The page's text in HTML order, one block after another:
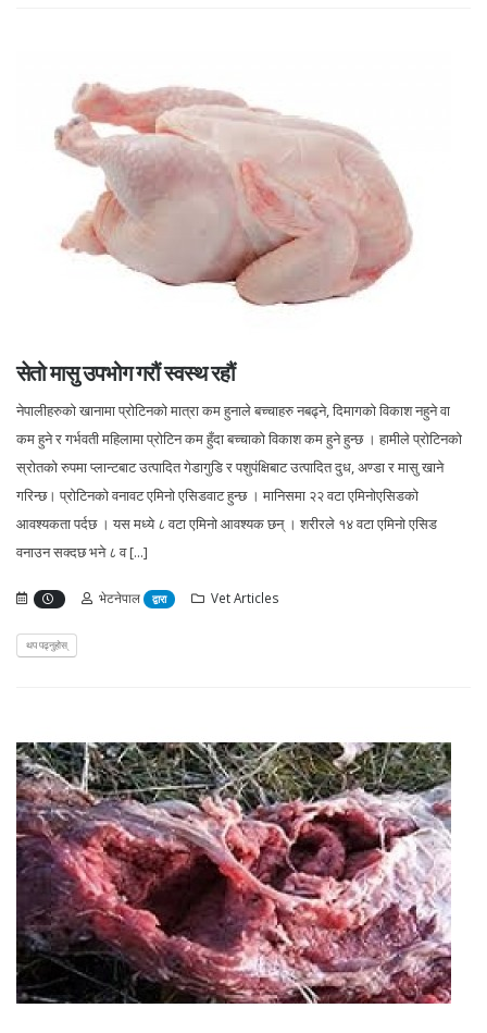
सेतो मासु उपभोग गरौं स्वस्थ रहौं
नेपालीहरुको खानामा प्रोटिनको मात्रा कम हुनाले बच्चाहरु नबढ्ने, दिमागको विकाश नहुने वा
कम हुने र गर्भवती महिलामा प्रोटिन कम हुँदा बच्चाको विकाश कम हुने हुन्छ । हामीले प्रोटिनको
स्रोतको रुपमा प्लान्टबाट उत्पादित गेडागुडि र पशुपंक्षिबाट उत्पादित दुध, अण्डा र मासु खाने
गरिन्छ। प्रोटिनको वनावट एमिनो एसिडवाट हुन्छ । मानिसमा २२ वटा एमिनोएसिडको
आवश्यकता पर्दछ । यस मध्ये ८ वटा एमिनो आवश्यक छन् । शरीरले १४ वटा एमिनो एसिड
वनाउन सक्दछ भने ८ व [...]
भेटनेपाल द्वारा Vet Articles
थप पढ्नुहोस्